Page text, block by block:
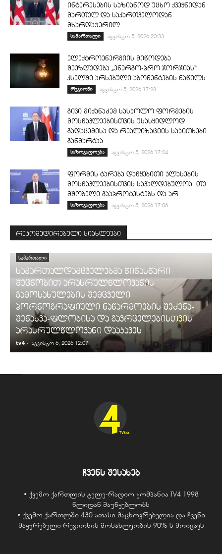
ინტერესების საზიანოდ უცხო ქვეყნიდან
მართულ და საქართველოდან
მხარდაჭერილ...
სამართალი აგვისტო 5, 2026 20:33
ელექტროენერგიის მიწოდება
შეეზღუდება „ენერგო-პრო ჯორჯიას“
ქსელში არსებული აბონენტების ნაწილს
რეგიონი აგვისტო 5, 2026 17:28
გივი მიქანაძემ სასკოლო ფორმების
მოსწავლეებისთვის უსასყიდლოდ
გადაცემისა და რეალიზაციის საკითხები
განმარტაა
საზოგადოება აგვისტო 5, 2026 17:24
ფორმის ტარება დაწყებითი კლასების
მოსწავლეებისთვის სავალდებულოა. თუ
მშობელი გააპროტესტებს და არ...
საზოგადოება აგვისტო 5, 2026 17:06
რეკომედირებული სიახლეები
ᲡᲐᲛᲐᲠᲗᲐᲚᲘ
სამართალდამცველებმა წინასწარი
შეცნობით არასრულწლოვანის
გამოსახულების შემცველი
პორნოგრაფიული ნაწარმოების შეძენა-
შენახვა-ფლობისა და გავრცელებისთვის
არასრულწლოვანი დააკავეს
tv4 - აგვისტო 6, 2026 12:07
ჩვენს შესახებ
• ქვემო ქართლის ტელე-რადიო კომპანია TV4 1998
წლიდან მაუწყებლობს
• ქვემო ქართლში 430 ათასი მაცხოვრებელია და ჩვენი
მაყურებელი რეგიონის მოსახლეობის 90%-ს მოიცავს